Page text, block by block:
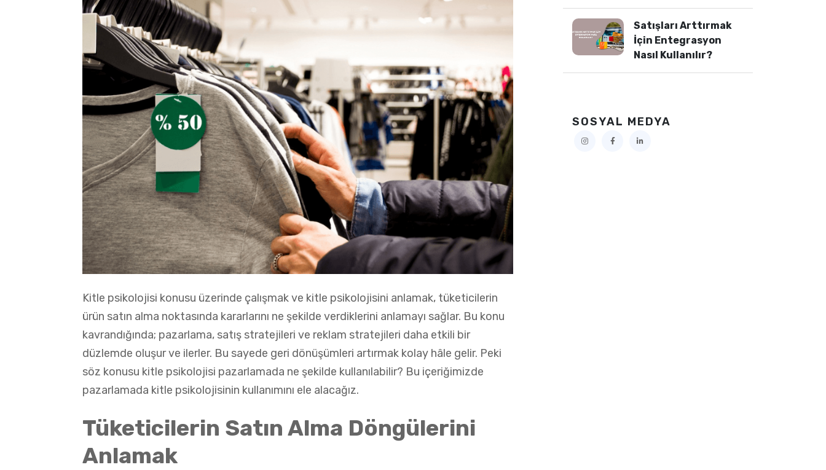
Kitle psikolojisi konusu üzerinde çalışmak ve kitle psikolojisini anlamak, tüketicilerin
ürün satın alma noktasında kararlarını ne şekilde verdiklerini anlamayı sağlar. Bu konu
kavrandığında; pazarlama, satış stratejileri ve reklam stratejileri daha etkili bir
düzlemde oluşur ve ilerler. Bu sayede geri dönüşümleri artırmak kolay hâle gelir. Peki
söz konusu kitle psikolojisi pazarlamada ne şekilde kullanılabilir? Bu içeriğimizde
pazarlamada kitle psikolojisinin kullanımını ele alacağız.
Tüketicilerin Satın Alma Döngülerini
Anlamak
Satışları Arttırmak
İçin Entegrasyon
Nasıl Kullanılır?
SOSYAL MEDYA